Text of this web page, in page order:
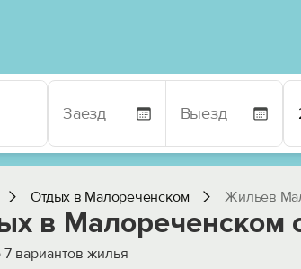
Отдых в Малореченском Жильев
в
7 вариантов жилья